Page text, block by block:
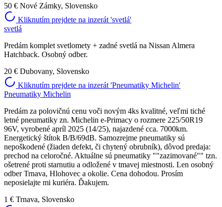
50 € Nové Zámky, Slovensko
Kliknutím prejdete na inzerát 'svetlá'
svetlá
Predám komplet svetlomety + zadné svetlá na Nissan Almera
Hatchback. Osobný odber.
20 € Dubovany, Slovensko
Kliknutím prejdete na inzerát 'Pneumatiky Michelin'
Pneumatiky Michelin
Predám za polovičnú cenu voči novým 4ks kvalitné, veľmi tiché
letné pneumatiky zn. Michelin e-Primacy o rozmere 225/50R19
96V, vyrobené apríl 2025 (14/25), najazdené cca. 7000km.
Energetický štítok B/B/69dB. Samozrejme pneumatiky sú
nepoškodené (žiaden defekt, či chytený obrubník), dôvod predaja:
prechod na celoročné. Aktuálne sú pneumatiky ""zazimované"" tzn.
ošetrené proti starnutiu a odložené v tmavej miestnosti. Len osobný
odber Trnava, Hlohovec a okolie. Cena dohodou. Prosím
neposielajte mi kuriéra. Ďakujem.
1 € Trnava, Slovensko